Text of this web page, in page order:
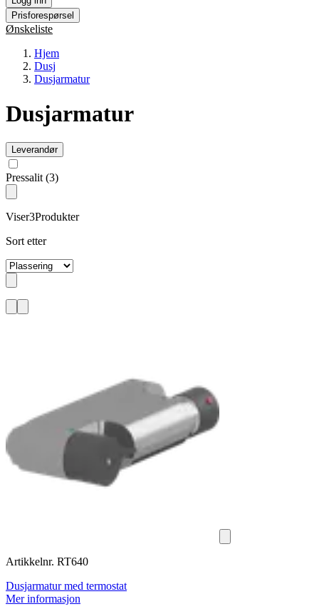
Prisforespørsel
Ønskeliste
Hjem
Dusj
Dusjarmatur
Dusjarmatur
Leverandør
Pressalit(3)
Viser3Produkter
Sort etter
Artikkelnr. RT640
Dusjarmatur med termostat
Mer informasjon